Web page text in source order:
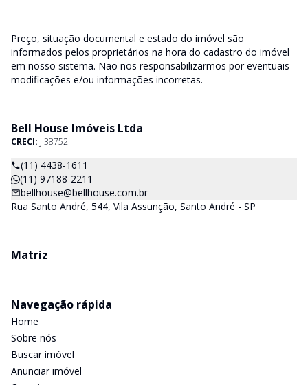
Preço, situação documental e estado do imóvel são
informados pelos proprietários na hora do cadastro do imóvel
em nosso sistema. Não nos responsabilizarmos por eventuais
modificações e/ou informações incorretas.
Bell House Imóveis Ltda
CRECI: J 38752
(11) 4438-1611
(11) 97188-2211
bellhouse@bellhouse.com.br
Rua Santo André, 544, Vila Assunção, Santo André - SP
Matriz
Navegação rápida
Home
Sobre nós
Buscar imóvel
Anunciar imóvel